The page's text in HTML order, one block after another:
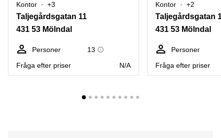
Kontor +3
Taljegårdsgatan 11
431 53 Mölndal
Personer
13
Fråga efter priser
N/A
Kontor +2
Taljegårdsgatan
431 53 Mölndal
Personer
Fråga efter priser